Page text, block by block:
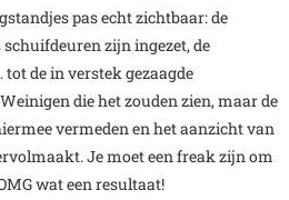
pas echt zichtbaar: de
zijn ingezet, de
de in verstek gezaagde
die het zouden zien, maar de
vermeden en het aanzicht van
Je moet een freak zijn om
wat een resultaat!